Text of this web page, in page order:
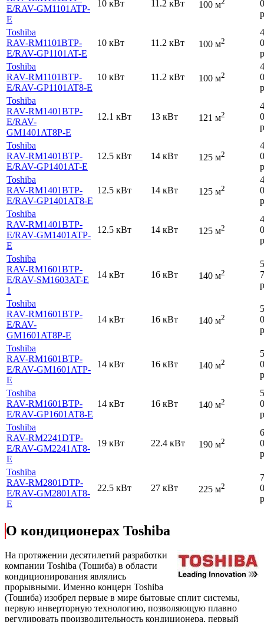
E/RAV-GM1101ATP-
E
10 кВт 11.2 кВт 100 м
Toshiba
RAV-RM1101BTP-
E/RAV-GP1101AT-E
10 кВт 11.2 кВт 100 м2
Toshiba
RAV-RM1101BTP-
E/RAV-GP1101AT8-E
10 кВт 11.2 кВт 100 м2
Toshiba
RAV-RM1401BTP-
E/RAV-
GM1401AT8P-E
12.1 кВт 13 кВт 121 м2
Toshiba
RAV-RM1401BTP-
E/RAV-GP1401AT-E
12.5 кВт 14 кВт 125 м2
Toshiba
RAV-RM1401BTP-
E/RAV-GP1401AT8-E
12.5 кВт 14 кВт 125 м2
Toshiba
RAV-RM1401BTP-
E/RAV-GM1401ATP-
E
12.5 кВт 14 кВт 125 м2
Toshiba
RAV-RM1601BTP-
E/RAV-SM1603AT-E
1
14 кВт 16 кВт 140 м2
Toshiba
RAV-RM1601BTP-
E/RAV-
GM1601AT8P-E
14 кВт 16 кВт 140 м2
Toshiba
RAV-RM1601BTP-
E/RAV-GM1601ATP-
E
14 кВт 16 кВт 140 м2
Toshiba
RAV-RM1601BTP-
E/RAV-GP1601AT8-E
14 кВт 16 кВт 140 м2
Toshiba
RAV-RM2241DTP-
E/RAV-GM2241AT8-
E
19 кВт 22.4 кВт 190 м2
Toshiba
RAV-RM2801DTP-
E/RAV-GM2801AT8-
E
22.5 кВт 27 кВт 225 м2
О кондиционерах Toshiba
На протяжении десятилетий разработки
компании Toshiba (Тошиба) в области
кондиционирования являлись
прорывными. Именно концерн Toshiba
(Тошиба) изобрел первые в мире бытовые сплит системы,
первую инверторную технологию, позволяющую плавно
регулировать производительность кондиционера, первый